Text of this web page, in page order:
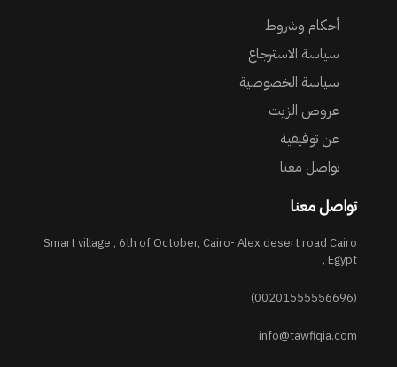
أحكام وشروط
سياسة الاسترجاع
سياسة الخصوصية
عروض الزيت
عن توفيقية
تواصل معنا
تواصل معنا
Smart village , 6th of October, Cairo- Alex desert road Cairo
, Egypt
(00201555556696)
info@tawfiqia.com